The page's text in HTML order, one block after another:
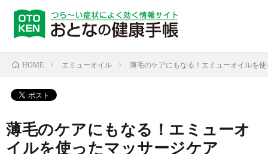
HOME エミューオイル 薄毛のケアにもなる！エミューオイルを
薄毛のケアにもなる！エミューオ
イルを使ったマッサージケア